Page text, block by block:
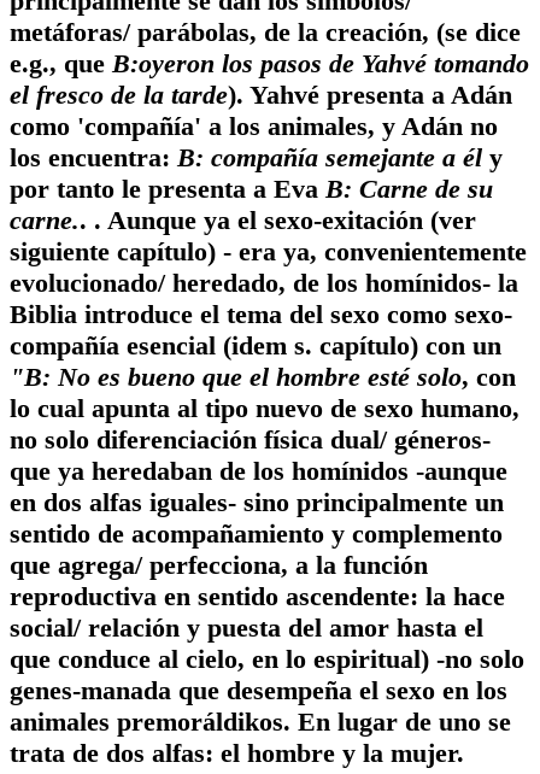
metáforas/ parábolas, de la creación, (se dice
e.g., que B:oyeron los pasos de Yahvé tomando
el fresco de la tarde). Yahvé presenta a Adán
como 'compañía' a los animales, y Adán no
los encuentra: B: compañía semejante a él y
por tanto le presenta a Eva B: Carne de su
carne.. . Aunque ya el sexo-exitación (ver
siguiente capítulo) - era ya, convenientemente
evolucionado/ heredado, de los homínidos- la
Biblia introduce el tema del sexo como sexo-
compañía esencial (idem s. capítulo) con un
"B: No es bueno que el hombre esté solo, con
lo cual apunta al tipo nuevo de sexo humano,
no solo diferenciación física dual/ géneros-
que ya heredaban de los homínidos -aunque
en dos alfas iguales- sino principalmente un
sentido de acompañamiento y complemento
que agrega/ perfecciona, a la función
reproductiva en sentido ascendente: la hace
social/ relación y puesta del amor hasta el
que conduce al cielo, en lo espiritual) -no solo
genes-manada que desempeña el sexo en los
animales premoráldikos. En lugar de uno se
trata de dos alfas: el hombre y la mujer.